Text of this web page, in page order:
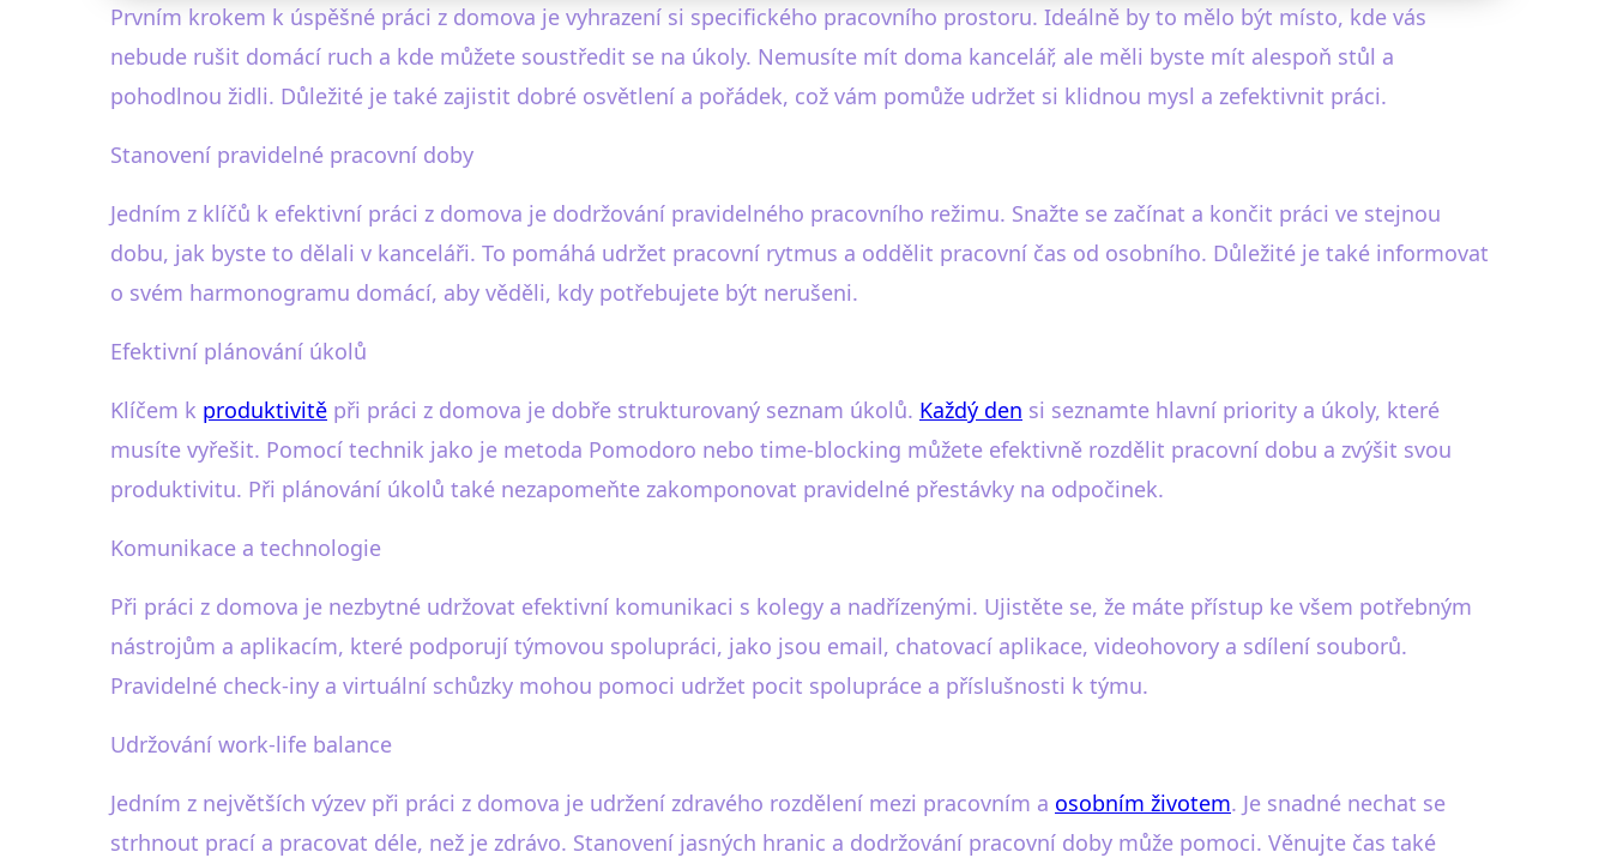
Prvním krokem k úspěšné práci z domova je vyhrazení si specifického pracovního prostoru. Ideálně by to mělo být místo, kde vás
nebude rušit domácí ruch a kde můžete soustředit se na úkoly. Nemusíte mít doma kancelář, ale měli byste mít alespoň stůl a
pohodlnou židli. Důležité je také zajistit dobré osvětlení a pořádek, což vám pomůže udržet si klidnou mysl a zefektivnit práci.
Stanovení pravidelné pracovní doby
Jedním z klíčů k efektivní práci z domova je dodržování pravidelného pracovního režimu. Snažte se začínat a končit práci ve stejnou
dobu, jak byste to dělali v kanceláři. To pomáhá udržet pracovní rytmus a oddělit pracovní čas od osobního. Důležité je také informovat
o svém harmonogramu domácí, aby věděli, kdy potřebujete být nerušeni.
Efektivní plánování úkolů
Klíčem k produktivitě při práci z domova je dobře strukturovaný seznam úkolů. Každý den si seznamte hlavní priority a úkoly, které
musíte vyřešit. Pomocí technik jako je metoda Pomodoro nebo time-blocking můžete efektivně rozdělit pracovní dobu a zvýšit svou
produktivitu. Při plánování úkolů také nezapomeňte zakomponovat pravidelné přestávky na odpočinek.
Komunikace a technologie
Při práci z domova je nezbytné udržovat efektivní komunikaci s kolegy a nadřízenými. Ujistěte se, že máte přístup ke všem potřebným
nástrojům a aplikacím, které podporují týmovou spolupráci, jako jsou email, chatovací aplikace, videohovory a sdílení souborů.
Pravidelné check-iny a virtuální schůzky mohou pomoci udržet pocit spolupráce a příslušnosti k týmu.
Udržování work-life balance
Jedním z největších výzev při práci z domova je udržení zdravého rozdělení mezi pracovním a osobním životem. Je snadné nechat se
strhnout prací a pracovat déle, než je zdrávo. Stanovení jasných hranic a dodržování pracovní doby může pomoci. Věnujte čas také